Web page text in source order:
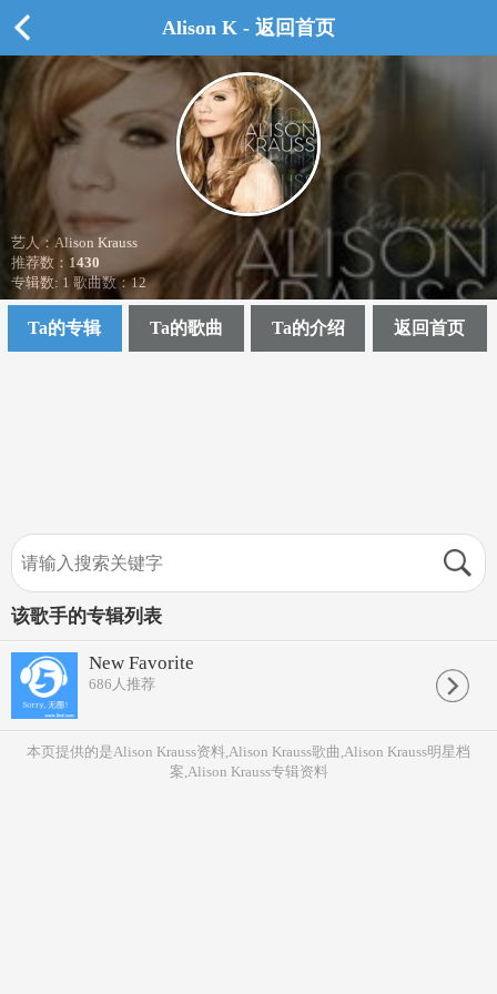
Alison K - 返回首页
艺人：Alison Krauss
推荐数： 1430
专辑数: 1 歌曲数：12
Ta的专辑 Ta的歌曲 Ta的介绍 返回首页
该歌手的专辑列表
New Favorite
686 人推荐
本页提供的是Alison Krauss资料,Alison Krauss歌曲,Alison Krauss明星档
案,Alison Krauss专辑资料